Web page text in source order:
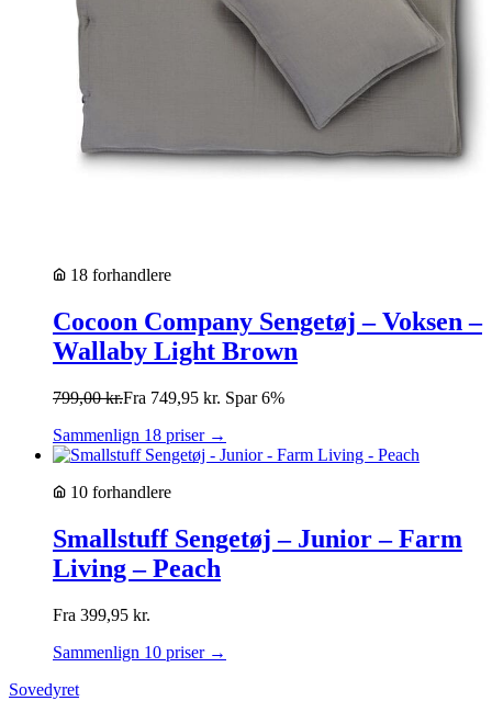
18 forhandlere
Cocoon Company Sengetøj – Voksen –
Wallaby Light Brown
799,00kr.Fra 749,95 kr. Spar 6%
Sammenlign 18 priser →
10 forhandlere
Smallstuff Sengetøj – Junior – Farm
Living – Peach
Fra 399,95 kr.
Sammenlign 10 priser →
Sovedyret